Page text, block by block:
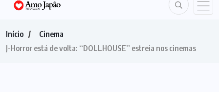
Início
Cinema
J-Horror está de volta: “DOLLHOUSE” estreia nos cinemas